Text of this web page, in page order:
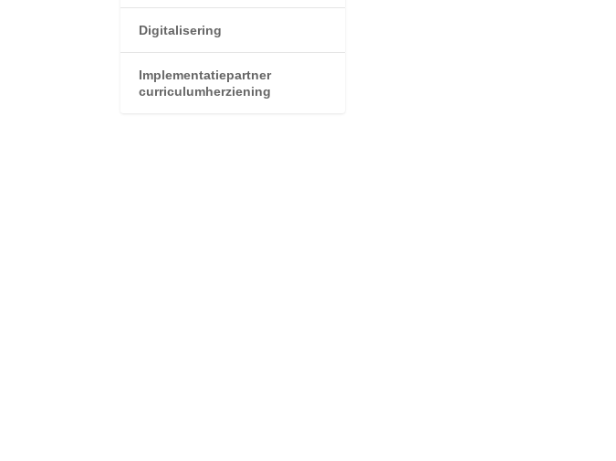
Digitalisering
Implementatiepartner
curriculumherziening